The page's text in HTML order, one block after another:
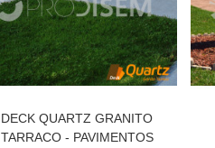
DECK QUARTZ GRANITO
TARRACO - PAVIMENTOS